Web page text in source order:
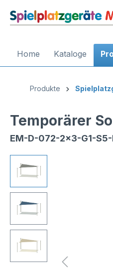
Home Kataloge
Produkte
Temporärer
EM-D-072-2x3-G1-S5-